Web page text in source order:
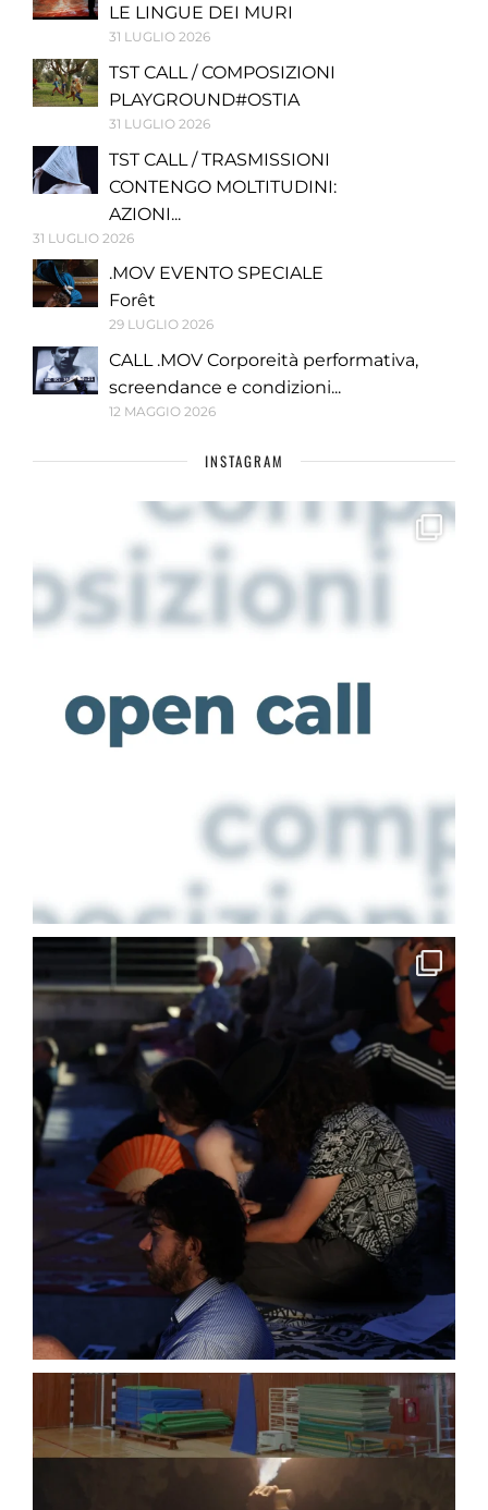
LE LINGUE DEI MURI
31 LUGLIO 2026
TST CALL / COMPOSIZIONI
PLAYGROUND#OSTIA
31 LUGLIO 2026
TST CALL / TRASMISSIONI
CONTENGO MOLTITUDINI:
AZIONI...
31 LUGLIO 2026
.MOV EVENTO SPECIALE
Forêt
29 LUGLIO 2026
CALL .MOV Corporeità performativa,
screendance e condizioni...
12 MAGGIO 2026
INSTAGRAM